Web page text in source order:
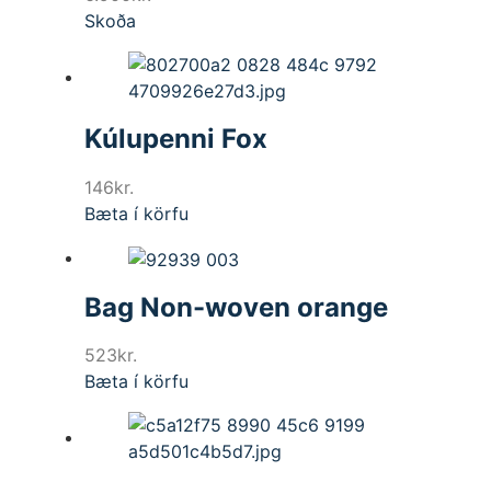
Skoða
Kúlupenni Fox
146kr.
Bæta í körfu
Bag Non-woven orange
523kr.
Bæta í körfu